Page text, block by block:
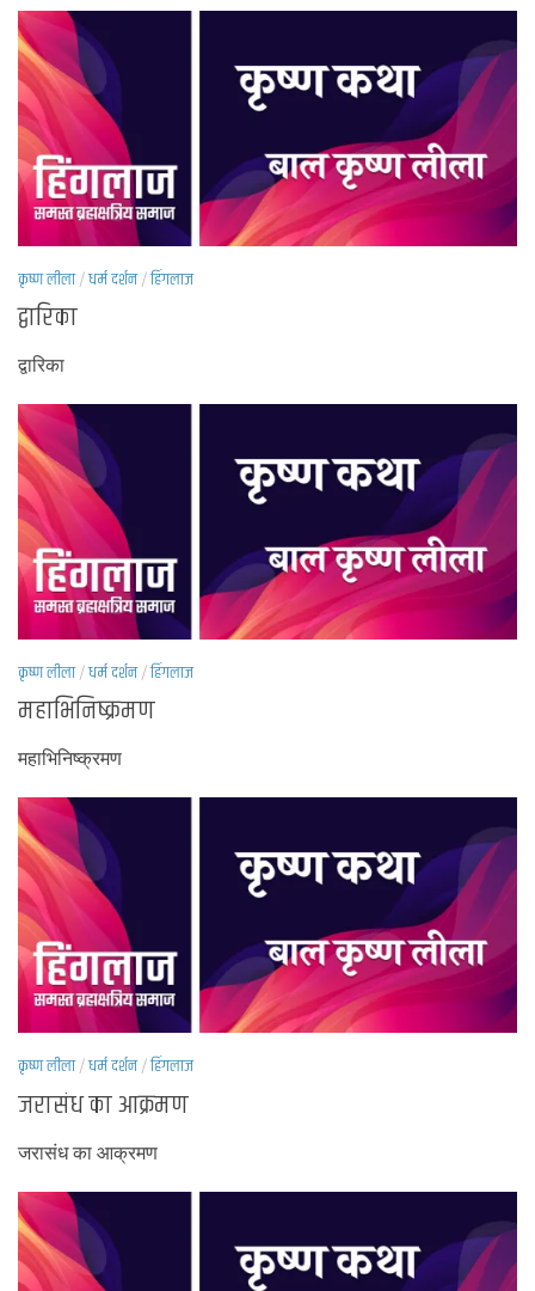
कृष्ण लीला/धर्म दर्शन/हिंगलाज
द्वारिका
द्वारिका
कृष्ण लीला/धर्म दर्शन/हिंगलाज
महाभिनिष्क्रमण
महाभिनिष्क्रमण
कृष्ण लीला/धर्म दर्शन/हिंगलाज
जरासंध का आक्रमण
जरासंध का आक्रमण